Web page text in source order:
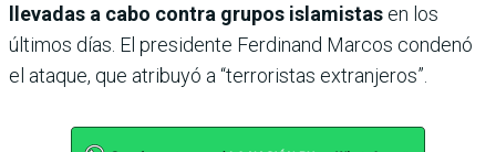
llevadas a cabo contra grupos islamistas en los
últimos días. El presidente Ferdinand Marcos condenó
el ataque, que atribuyó a “terroristas extranjeros”.